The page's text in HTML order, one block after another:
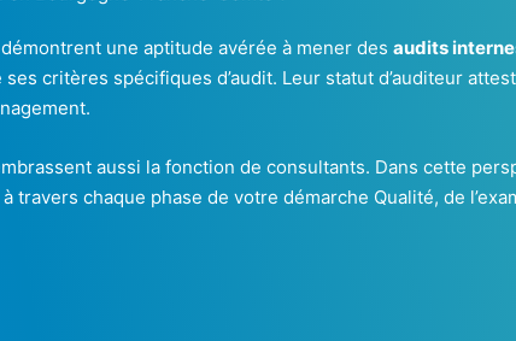
une aptitude avérée à mener des audits
ses critères spécifiques d’audit. Leur statut d’auditeur
aussi la fonction de consultants. Dans cette
chaque phase de votre démarche Qualité, de